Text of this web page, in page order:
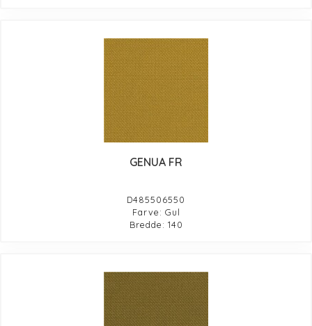
GENUA FR
D485506550
Farve: Gul
Bredde: 140